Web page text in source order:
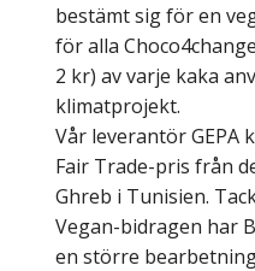
bestämt sig för en
för alla
2 kr) av varje kaka
klimatprojekt.
Vår leverantör GEPA
Fair Trade-pris från
Ghreb i Tunisien.
Vegan-bidragen har
en större